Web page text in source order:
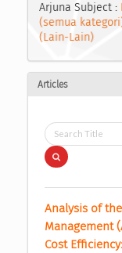
Arjuna Subject :
(semua
(Lain-Lain)
Articles
Analysis of
Management
Cost